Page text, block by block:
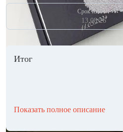
Срок изгот.
13.08.26
Итог
Показать полное описание